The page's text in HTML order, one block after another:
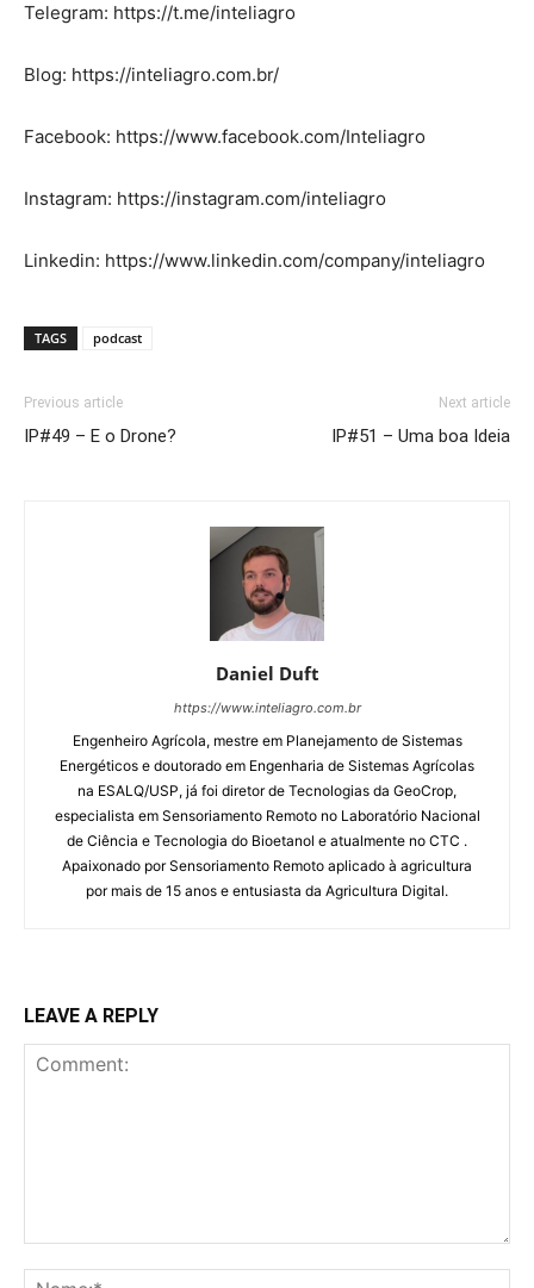
Telegram: https://t.me/inteliagro
Blog: https://inteliagro.com.br/
Facebook: https://www.facebook.com/Inteliagro
Instagram: https://instagram.com/inteliagro
Linkedin: https://www.linkedin.com/company/inteliagro
TAGS podcast
Previous article
IP#49 – E o Drone?
Next article
IP#51 – Uma boa Ideia
Daniel Duft
https://www.inteliagro.com.br
Engenheiro Agrícola, mestre em Planejamento de Sistemas
Energéticos e doutorado em Engenharia de Sistemas Agrícolas
na ESALQ/USP, já foi diretor de Tecnologias da GeoCrop,
especialista em Sensoriamento Remoto no Laboratório Nacional
de Ciência e Tecnologia do Bioetanol e atualmente no CTC .
Apaixonado por Sensoriamento Remoto aplicado à agricultura
por mais de 15 anos e entusiasta da Agricultura Digital.
LEAVE A REPLY